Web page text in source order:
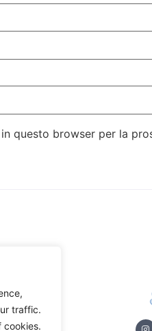
traffic.
cookies.
questo browser per la
per
di
unici